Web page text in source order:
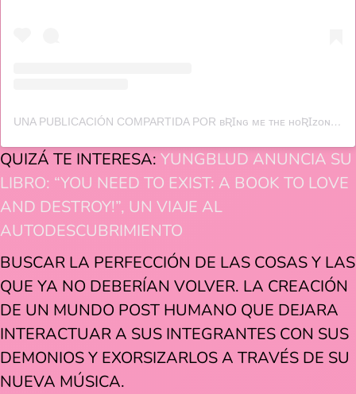
UNA PUBLICACIÓN COMPARTIDA POR ʙƦꞮɴɢ ᴍᴇ ᴛʜᴇ ʜᴏƦꞮᴢᴏɴ (@BRINGMETHEHORIZON)
QUIZÁ TE INTERESA: YUNGBLUD ANUNCIA SU
LIBRO: “YOU NEED TO EXIST: A BOOK TO LOVE
AND DESTROY!”, UN VIAJE AL
AUTODESCUBRIMIENTO
BUSCAR LA PERFECCIÓN DE LAS COSAS Y LAS
QUE YA NO DEBERÍAN VOLVER. LA CREACIÓN
DE UN MUNDO POST HUMANO QUE DEJARA
INTERACTUAR A SUS INTEGRANTES CON SUS
DEMONIOS Y EXORSIZARLOS A TRAVÉS DE SU
NUEVA MÚSICA.